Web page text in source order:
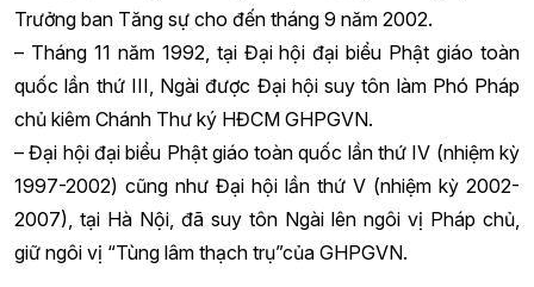
Trưởng ban Tăng sự cho đến tháng 9 năm 2002.
– Tháng 11 năm 1992, tại Đại hội đại biểu Phật giáo toàn
quốc lần thứ III, Ngài được Đại hội suy tôn làm Phó Pháp
chủ kiêm Chánh Thư ký HĐCM GHPGVN.
– Đại hội đại biểu Phật giáo toàn quốc lần thứ IV (nhiệm kỳ
1997-2002) cũng như Đại hội lần thứ V (nhiệm kỳ 2002-
2007), tại Hà Nội, đã suy tôn Ngài lên ngôi vị Pháp chủ,
giữ ngôi vị “Tùng lâm thạch trụ”của GHPGVN.